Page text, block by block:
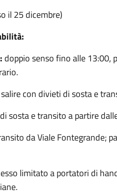
il 25 dicembre)
doppio senso fino alle 13:00,
con divieti di sosta e
sosta e transito a partire
da Viale Fontegrande;
limitato a portatori di